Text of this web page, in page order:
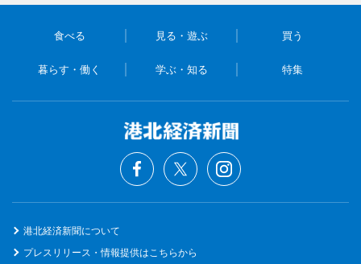
食べる 見る・遊ぶ 買う
暮らす・働く 学ぶ・知る 特集
港北経済新聞について
プレスリリース・情報提供はこちらから